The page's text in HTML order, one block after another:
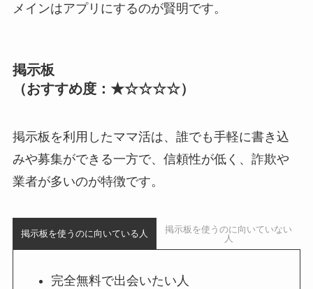
メインはアプリにするのが賢明です。
掲示板
（おすすめ度：★☆☆☆☆）
掲示板を利用したママ活は、誰でも手軽に書き込
みや募集ができる一方で、信頼性が低く、詐欺や
業者が多いのが特徴です。
掲示板を使うのに向いている人
掲示板を使うのに向いていない
人
完全無料で出会いたい人